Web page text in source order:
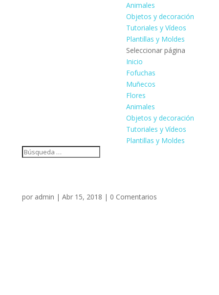
Animales
Objetos y decoración
Tutoriales y Vídeos
Plantillas y Moldes
Seleccionar página
Inicio
Fofuchas
Muñecos
Flores
Animales
Objetos y decoración
Tutoriales y Vídeos
Plantillas y Moldes
por admin | Abr 15, 2018 | 0 Comentarios